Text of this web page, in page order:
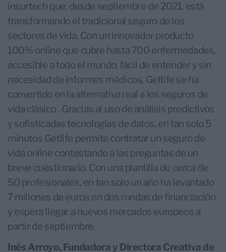
insurtech que, desde septiembre de 2021, está
transformando el tradicional seguro de los
sectores de vida. Con un innovador producto
100% online que cubre hasta 700 enfermedades,
accesible a todo el mundo, fácil de entender y sin
necesidad de informes médicos, Getlife se ha
convertido en la alternativa real a los seguros de
vida clásico . Gracias al uso de análisis predictivos
y sofisticadas tecnologías de datos, en tan solo 5
minutos Getlife permite contratar un seguro de
vida online contestando a las preguntas de un
breve cuestionario. Con una plantilla de cerca de
50 profesionales, en tan solo un año ha levantado
7 millones de euros en dos rondas de financiación
y espera llegar a nuevos mercados europeos a
partir de septiembre.
Inés Arroyo, Fundadora y Directora Creativa de